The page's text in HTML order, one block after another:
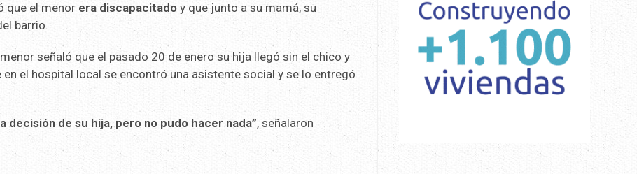
que el menor era discapacitado y que junto a su mamá, su
barrio.
señaló que el pasado 20 de enero su hija llegó sin el chico y
el hospital local se encontró una asistente social y se lo entregó
decisión de su hija, pero no pudo hacer nada”, señalaron